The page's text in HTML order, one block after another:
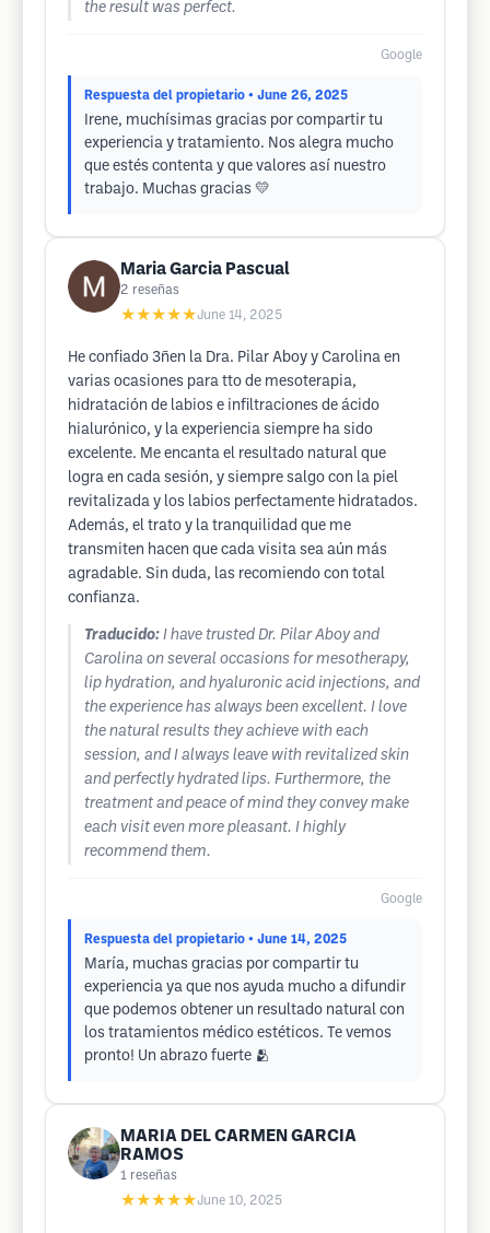
the result was perfect.
Google
Respuesta del propietario • June 26, 2025
Irene, muchísimas gracias por compartir tu
experiencia y tratamiento. Nos alegra mucho
que estés contenta y que valores así nuestro
trabajo. Muchas gracias 💛
Maria Garcia Pascual
2 reseñas
★★★★★June 14, 2025
He confiado 3ñen la Dra. Pilar Aboy y Carolina en
varias ocasiones para tto de mesoterapia,
hidratación de labios e infiltraciones de ácido
hialurónico, y la experiencia siempre ha sido
excelente. Me encanta el resultado natural que
logra en cada sesión, y siempre salgo con la piel
revitalizada y los labios perfectamente hidratados.
Además, el trato y la tranquilidad que me
transmiten hacen que cada visita sea aún más
agradable. Sin duda, las recomiendo con total
confianza.
Traducido: I have trusted Dr. Pilar Aboy and
Carolina on several occasions for mesotherapy,
lip hydration, and hyaluronic acid injections, and
the experience has always been excellent. I love
the natural results they achieve with each
session, and I always leave with revitalized skin
and perfectly hydrated lips. Furthermore, the
treatment and peace of mind they convey make
each visit even more pleasant. I highly
recommend them.
Google
Respuesta del propietario • June 14, 2025
María, muchas gracias por compartir tu
experiencia ya que nos ayuda mucho a difundir
que podemos obtener un resultado natural con
los tratamientos médico estéticos. Te vemos
pronto! Un abrazo fuerte 🫂
MARIA DEL CARMEN GARCIA
RAMOS
1 reseñas
★★★★★June 10, 2025